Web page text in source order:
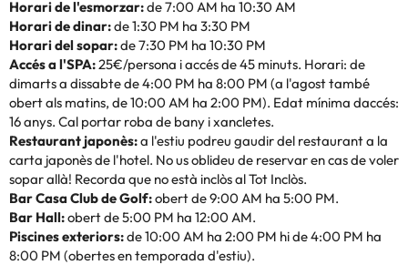
Horari de l'esmorzar:de 7:00 AM ha 10:30 AM
Horari de dinar:de 1:30 PM ha 3:30 PM
Horari del sopar:de 7:30 PM ha 10:30 PM
Accés a l'SPA:25€/persona i accés de 45 minuts. Horari: de
dimarts a dissabte de 4:00 PM ha 8:00 PM (a l'agost també
obert als matins, de 10:00 AM ha 2:00 PM). Edat mínima daccés:
16 anys. Cal portar roba de bany i xancletes.
Restaurant japonès:a l'estiu podreu gaudir del restaurant a la
carta japonès de l'hotel. No us oblideu de reservar en cas de voler
sopar allà! Recorda que no està inclòs al Tot Inclòs.
Bar Casa Club de Golf:obert de 9:00 AM ha 5:00 PM.
Bar Hall:obert de 5:00 PM ha 12:00 AM.
Piscines exteriors:de 10:00 AM ha 2:00 PM hi de 4:00 PM ha
8:00 PM (obertes en temporada d'estiu).